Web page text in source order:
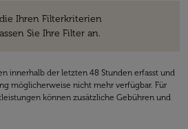
Ihren Filterkriterien
Sie Ihre Filter an.
innerhalb der letzten 48 Stunden erfasst und
möglicherweise nicht mehr verfügbar. Für
können zusätzliche Gebühren und